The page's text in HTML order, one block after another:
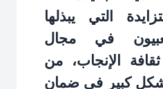
التي يبذلها
في مجال
الإنجاب، من
كبير في ضمان